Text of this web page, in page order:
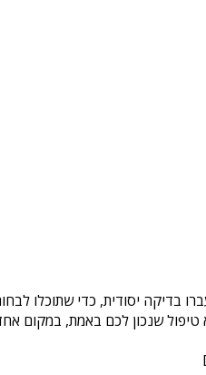
בדיקה יסודית, כדי שתוכלו
שנכון לכם באמת, במקום